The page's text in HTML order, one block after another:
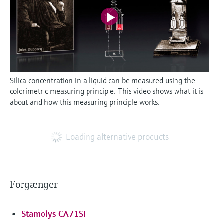
Silica concentration in a liquid can be measured using the
colorimetric measuring principle. This video shows what it is
about and how this measuring principle works.
Loading alternative products
Forgænger
Stamolys CA71SI